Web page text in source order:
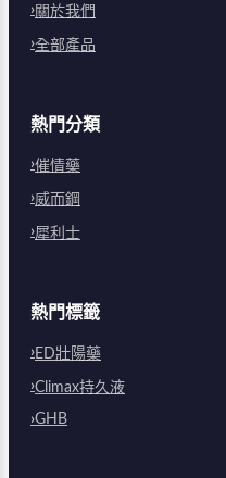
關於我們
全部產品
熱門分類
催情藥
威而鋼
犀利士
熱門標籤
ED壯陽藥
Climax持久液
GHB